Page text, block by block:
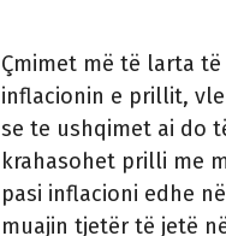
Çmimet më të larta
inflacionin e prillit,
se te ushqimet ai do
krahasohet prilli me
pasi inflacioni edhe
muajin tjetër të jetë